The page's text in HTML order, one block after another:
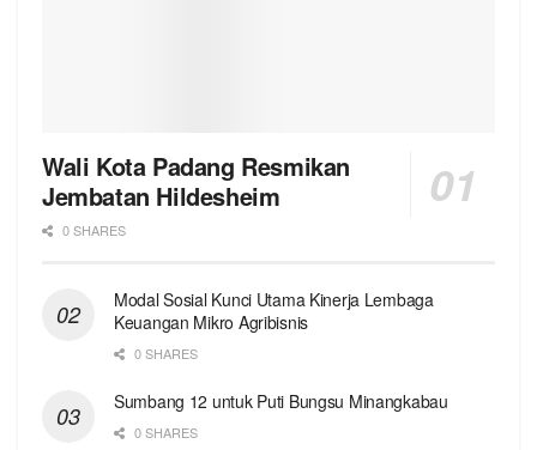
Wali Kota Padang Resmikan
Jembatan Hildesheim
0 SHARES
Modal Sosial Kunci Utama Kinerja Lembaga
Keuangan Mikro Agribisnis
0 SHARES
Sumbang 12 untuk Puti Bungsu Minangkabau
0 SHARES